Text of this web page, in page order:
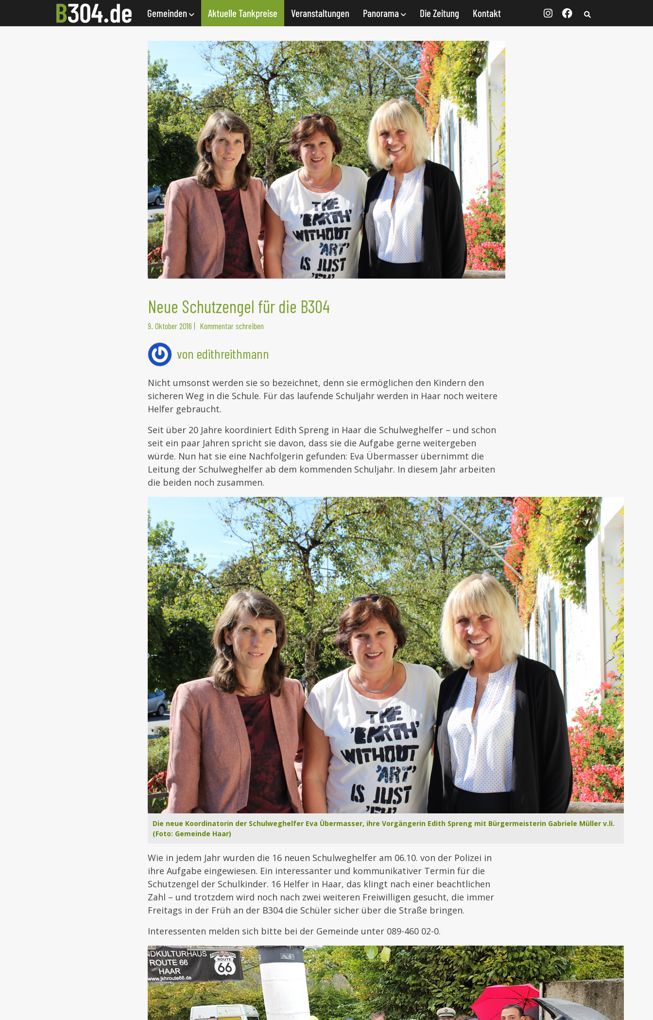
Gemeinden Aktuelle Tankpreise Veranstaltungen Panorama Die Zeitung Kontakt
Neue Schutzengel für die B304
9. Oktober 2016 | Kommentar schreiben
von edithreithmann
Nicht umsonst werden sie so bezeichnet, denn sie ermöglichen den Kindern den
sicheren Weg in die Schule. Für das laufende Schuljahr werden in Haar noch weitere
Helfer gebraucht.
Seit über 20 Jahre koordiniert Edith Spreng in Haar die Schulweghelfer – und schon
seit ein paar Jahren spricht sie davon, dass sie die Aufgabe gerne weitergeben
würde. Nun hat sie eine Nachfolgerin gefunden: Eva Übermasser übernimmt die
Leitung der Schulweghelfer ab dem kommenden Schuljahr. In diesem Jahr arbeiten
die beiden noch zusammen.
Die neue Koordinatorin der Schulweghelfer Eva Übermasser, ihre Vorgängerin Edith Spreng mit Bürgermeisterin Gabriele Müller v.li.
(Foto: Gemeinde Haar)
Wie in jedem Jahr wurden die 16 neuen Schulweghelfer am 06.10. von der Polizei in
ihre Aufgabe eingewiesen. Ein interessanter und kommunikativer Termin für die
Schutzengel der Schulkinder. 16 Helfer in Haar, das klingt nach einer beachtlichen
Zahl – und trotzdem wird noch nach zwei weiteren Freiwilligen gesucht, die immer
Freitags in der Früh an der B304 die Schüler sicher über die Straße bringen.
Interessenten melden sich bitte bei der Gemeinde unter 089-460 02-0.